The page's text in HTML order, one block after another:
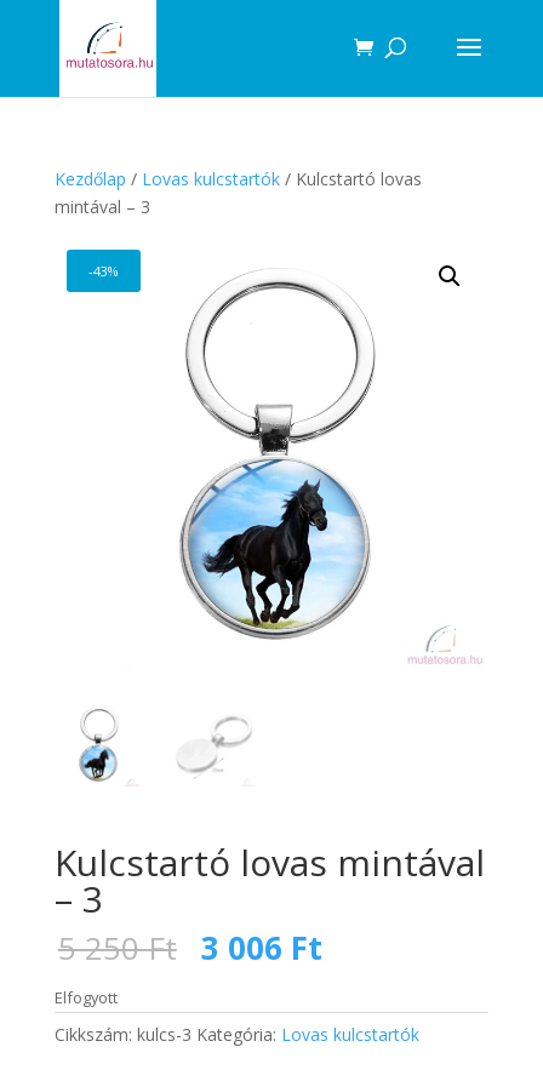
Kezdőlap / Lovas kulcstartók/ Kulcstartó lovas
mintával – 3
-43%
Kulcstartó lovas mintával
– 3
5 250Ft Original
price
was:
5
250 Ft.
3 006 Ft
is:
3
Elfogyott
Cikkszám: kulcs-3 Kategória: Lovas kulcstartók